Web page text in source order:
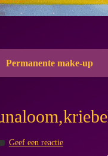
Permanente make-up
Geef een reactie